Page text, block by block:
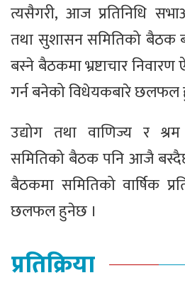
त्यसैगरी, आज प्रतिनिधि
तथा सुशासन समितिको बैठक
बस्ने बैठकमा भ्रष्टाचार
गर्न बनेको विधेयकबारे छलफल
उद्योग तथा वाणिज्य र
समितिको बैठक पनि आजै
बैठकमा समितिको वार्षिक
छलफल हुनेछ ।
प्रतिक्रिया